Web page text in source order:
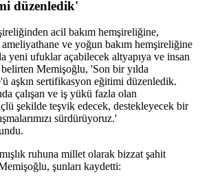
düzenledik'
acil bakım hemşireliğine,
ve yoğun bakım hemşireliğine
yeni ufuklar açabilecek altyapıya ve insan
Memişoğlu, 'Son bir yılda
aşkın sertifikasyon eğitimi düzenledik.
çalışan ve iş yükü fazla olan
şekilde teşvik edecek, destekleyecek bir
sürdürüyoruz.'
ruhuna millet olarak bizzat şahit
şunları kaydetti: